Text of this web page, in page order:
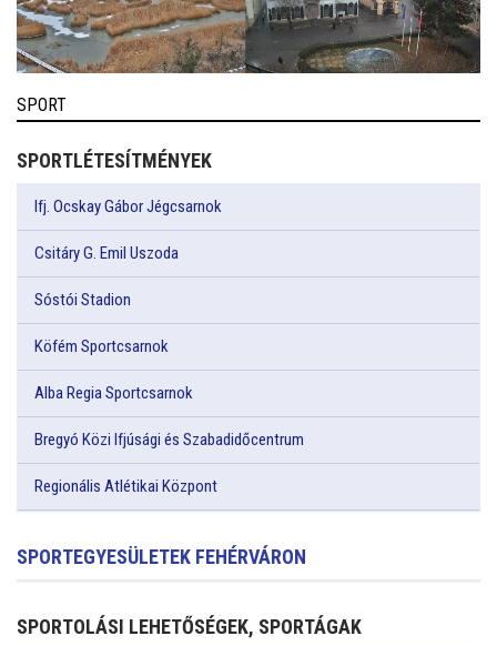
SPORT
SPORTLÉTESÍTMÉNYEK
Ifj. Ocskay Gábor Jégcsarnok
Csitáry G. Emil Uszoda
Sóstói Stadion
Köfém Sportcsarnok
Alba Regia Sportcsarnok
Bregyó Közi Ifjúsági és Szabadidőcentrum
Regionális Atlétikai Központ
SPORTEGYESÜLETEK FEHÉRVÁRON
SPORTOLÁSI LEHETŐSÉGEK, SPORTÁGAK